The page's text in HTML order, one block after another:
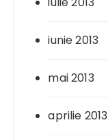
iunie 2013
mai 2013
aprilie 2013